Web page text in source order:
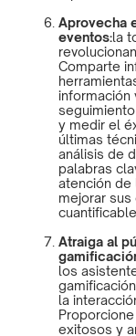
Aprovecha
eventos:la
Comparte
información
y medir el
últimas
análisis de
palabras
atención
mejorar
Atraiga al
los
la
exitosos y